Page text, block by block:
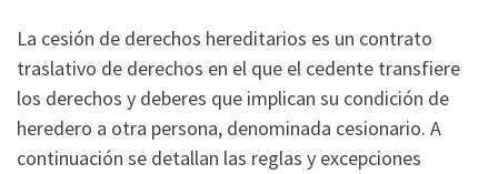
La cesión de derechos hereditarios es un contrato
traslativo de derechos en el que el cedente transfiere
los derechos y deberes que implican su condición de
heredero a otra persona, denominada cesionario. A
continuación se detallan las reglas y excepciones